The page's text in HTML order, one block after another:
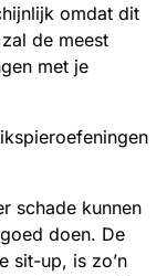
omdat dit
de meest
met je
schade kunnen
doen. De
sit-up, is zo’n